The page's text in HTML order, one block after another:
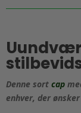
Denne sort cap
enhver, der